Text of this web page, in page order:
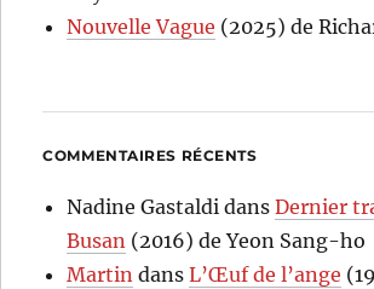
Nouvelle Vague (2025) de
COMMENTAIRES RÉCENTS
Nadine Gastaldi dansDernier
Busan (2016) de Yeon Sang-ho
Martin dansL’Œuf de l’ange